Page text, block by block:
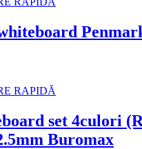
RAPIDĂ
set 4culori
Buromax